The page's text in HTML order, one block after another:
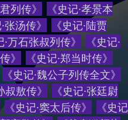
列传》 《史记·孝景本
张汤传》 《史记·陆贾
·万石张叔列传》 《史记·
》 《史记·郑当时传》
《史记·魏公子列传全文》
叔敖传》 《史记·张廷尉
《史记·窦太后传》 《史记